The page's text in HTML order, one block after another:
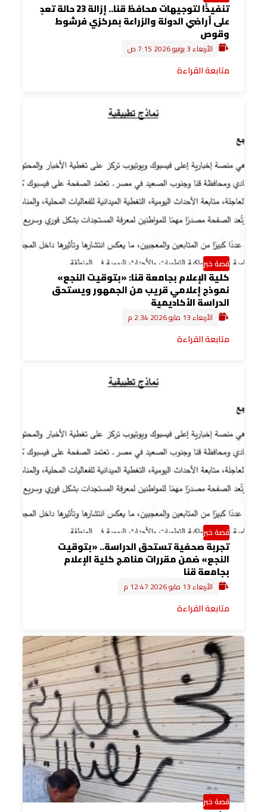
تنفيذًا لتوجيهات محافظ قنا.. إزالة 23 حالة تعدٍ
على أراضي الدولة والزراعة بمركزي فرشوط
وقوص
الأربعاء 3 يونيو 2026 7:15 ص
متابعة القراءة
قصة خبر
كلية الإعلام بجامعة قنا: «بتوقيت النجع»
نموذج إعلامي قريب من الجمهور ويستحق
الدراسة الأكاديمية
الأربعاء 13 مايو 2026 2:34 م
متابعة القراءة
قصة خبر
تجربة صحفية تستحق الدراسة.. «بتوقيت
النجع» ضمن مقررات مناهج كلية الإعلام
بجامعة قنا
الأربعاء 13 مايو 2026 12:47 م
متابعة القراءة
قصة خبر